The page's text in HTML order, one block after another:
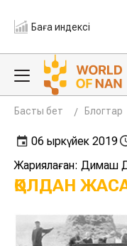
Баға индексі
Басты бет Блогтар
06 қыркүйек 2019
Жариялаған: Димаш
ҚОЛДАН